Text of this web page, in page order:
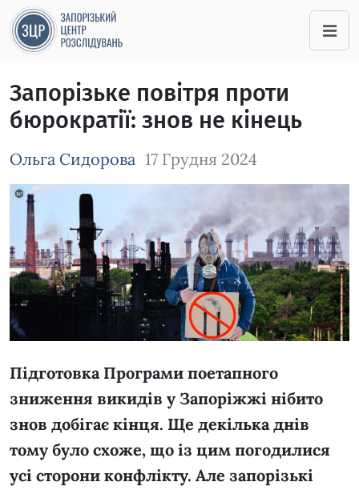
Запорізьке повітря проти
бюрократії: знов не кінець
Ольга Сидорова 17 Грудня 2024
Зображення завантажується
Підготовка Програми поетапного
зниження викидів у Запоріжжі нібито
знов добігає кінця. Ще декілька днів
тому було схоже, що із цим погодилися
усі сторони конфлікту. Але запорізькі